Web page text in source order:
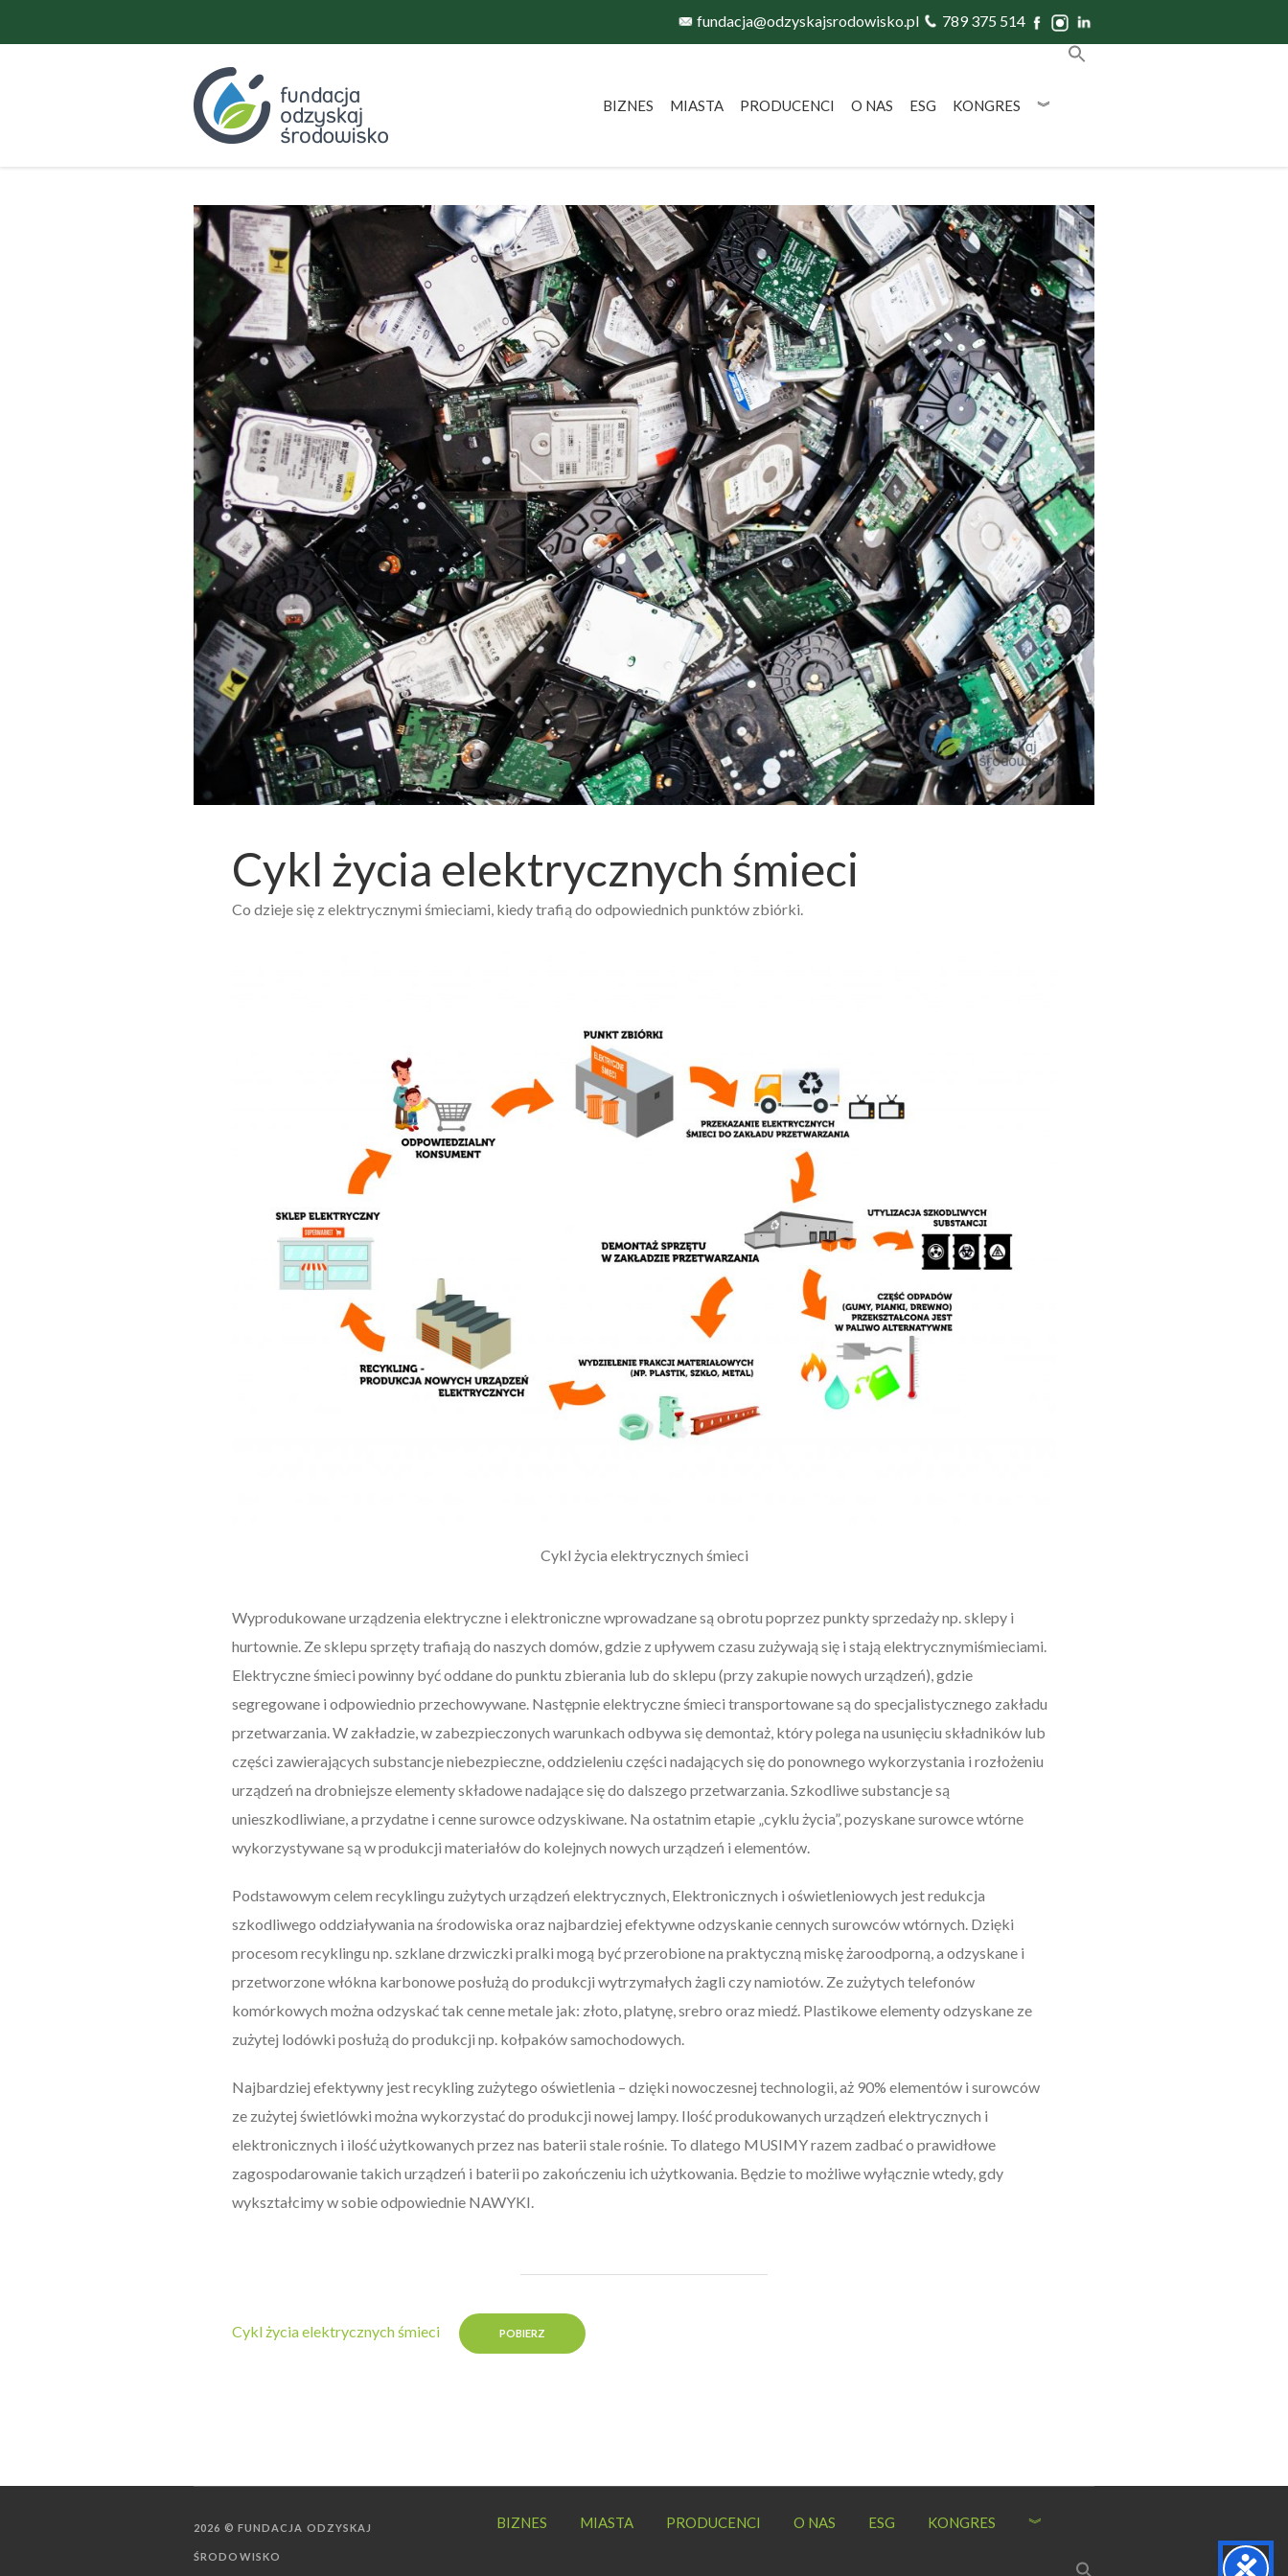
fundacja@odzyskajsrodowisko.pl 789 375 514
BIZNES MIASTA PRODUCENCI O NAS ESG KONGRES ︾
Cykl życia elektrycznych śmieci
Co dzieje się z elektrycznymi śmieciami, kiedy trafią do odpowiednich punktów zbiórki.
Cykl życia elektrycznych śmieci
Wyprodukowane urządzenia elektryczne i elektroniczne wprowadzane są obrotu poprzez punkty sprzedaży np. sklepy i
hurtownie. Ze sklepu sprzęty trafiają do naszych domów, gdzie z upływem czasu zużywają się i stają elektrycznymiśmieciami.
Elektryczne śmieci powinny być oddane do punktu zbierania lub do sklepu (przy zakupie nowych urządzeń), gdzie
segregowane i odpowiednio przechowywane. Następnie elektryczne śmieci transportowane są do specjalistycznego zakładu
przetwarzania. W zakładzie, w zabezpieczonych warunkach odbywa się demontaż, który polega na usunięciu składników lub
części zawierających substancje niebezpieczne, oddzieleniu części nadających się do ponownego wykorzystania i rozłożeniu
urządzeń na drobniejsze elementy składowe nadające się do dalszego przetwarzania. Szkodliwe substancje są
unieszkodliwiane, a przydatne i cenne surowce odzyskiwane. Na ostatnim etapie „cyklu życia”, pozyskane surowce wtórne
wykorzystywane są w produkcji materiałów do kolejnych nowych urządzeń i elementów.
Podstawowym celem recyklingu zużytych urządzeń elektrycznych, Elektronicznych i oświetleniowych jest redukcja
szkodliwego oddziaływania na środowiska oraz najbardziej efektywne odzyskanie cennych surowców wtórnych. Dzięki
procesom recyklingu np. szklane drzwiczki pralki mogą być przerobione na praktyczną miskę żaroodporną, a odzyskane i
przetworzone włókna karbonowe posłużą do produkcji wytrzymałych żagli czy namiotów. Ze zużytych telefonów
komórkowych można odzyskać tak cenne metale jak: złoto, platynę, srebro oraz miedź. Plastikowe elementy odzyskane ze
zużytej lodówki posłużą do produkcji np. kołpaków samochodowych.
Najbardziej efektywny jest recykling zużytego oświetlenia – dzięki nowoczesnej technologii, aż 90% elementów i surowców
ze zużytej świetlówki można wykorzystać do produkcji nowej lampy. Ilość produkowanych urządzeń elektrycznych i
elektronicznych i ilość użytkowanych przez nas baterii stale rośnie. To dlatego MUSIMY razem zadbać o prawidłowe
zagospodarowanie takich urządzeń i baterii po zakończeniu ich użytkowania. Będzie to możliwe wyłącznie wtedy, gdy
wykształcimy w sobie odpowiednie NAWYKI.
Cykl życia elektrycznych śmieci POBIERZ
BIZNES MIASTA PRODUCENCI O NAS ESG KONGRES ︾
2026 © FUNDACJA ODZYSKAJ
ŚRODOWISKO